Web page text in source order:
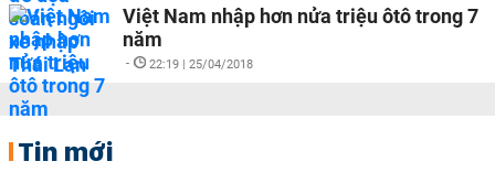
Việt Nam nhập hơn nửa triệu ôtô trong 7
năm
- 22:19 | 25/04/2018
Tin mới